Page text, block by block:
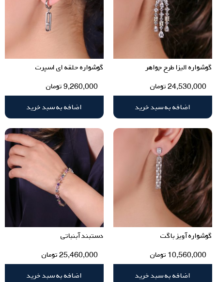
گوشواره الیزا طرح جواهر
24,530,000تومان
اضافه به سبد خرید
گوشواره حلقه ای اسپرت
9,260,000تومان
اضافه به سبد خرید
گوشواره آویز باگت
10,560,000 تومان
اضافه به سبد خرید
دستبند آبنباتی
25,460,000تومان
اضافه به سبد خرید